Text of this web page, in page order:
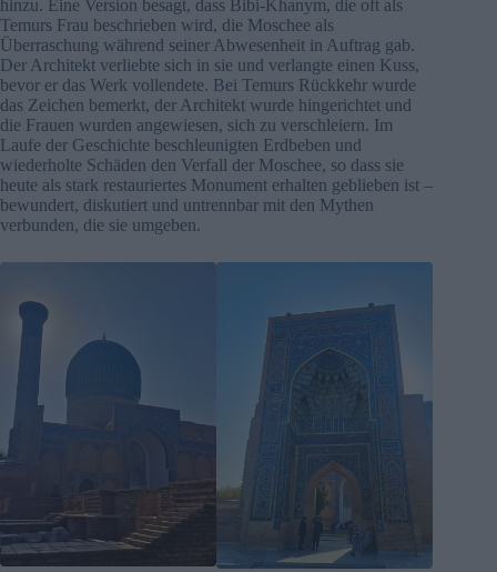
hinzu. Eine Version besagt, dass Bibi-Khanym, die oft als
Temurs Frau beschrieben wird, die Moschee als
Überraschung während seiner Abwesenheit in Auftrag gab.
Der Architekt verliebte sich in sie und verlangte einen Kuss,
bevor er das Werk vollendete. Bei Temurs Rückkehr wurde
das Zeichen bemerkt, der Architekt wurde hingerichtet und
die Frauen wurden angewiesen, sich zu verschleiern. Im
Laufe der Geschichte beschleunigten Erdbeben und
wiederholte Schäden den Verfall der Moschee, so dass sie
heute als stark restauriertes Monument erhalten geblieben ist –
bewundert, diskutiert und untrennbar mit den Mythen
verbunden, die sie umgeben.